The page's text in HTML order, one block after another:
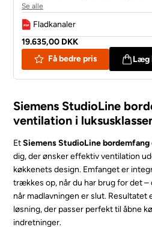
Se alle
Fladkanaler
19.635,00 DKK
Få bedre pris
Læg
Siemens StudioLine
ventilation i
EtSiemens StudioLine bordemfang
dig, der ønsker effektiv ventilation
køkkenets design. Emfanget er
trækkes op, når du har brug for det
når madlavningen er slut. Resultatet
løsning, der passer perfekt til åbne
indretninger.